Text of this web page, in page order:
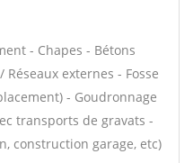
- Chapes - Bétons
externes - Fosse
- Goudronnage
transports de gravats -
construction garage, etc)